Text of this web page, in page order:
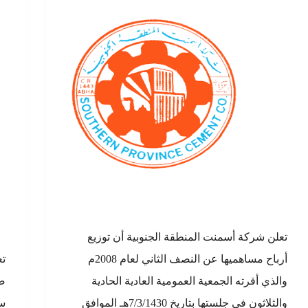
تعلن شركة أسمنت المنطقة الجنوبية أن توزيع
أرباح مساهميها عن النصف الثاني لعام 2008م
والذي أقرته الجمعية العمومية العادية الحادية
والثلاثون في جلستها بتاريخ 7/3/1430هـ الموافق